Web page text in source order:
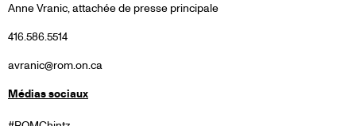
Anne Vranic, attachée de presse principale
416.586.5514
avranic@rom.on.ca
Médias sociaux